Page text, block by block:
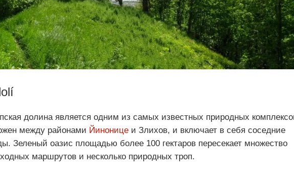
долина является одним из самых известных природных
между районами Йинонице и Злихов, и включает в себя соседние
Зеленый оазис площадью более 100 гектаров пересекает множество
маршрутов и несколько природных троп.